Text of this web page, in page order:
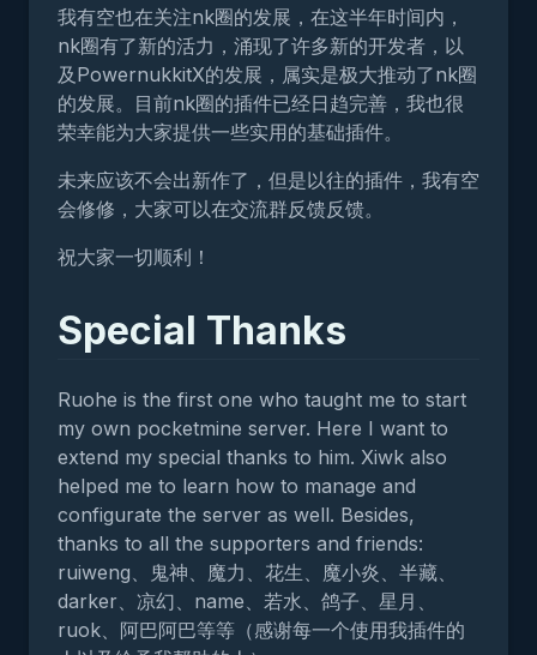
我有空也在关注nk圈的发展，在这半年时间内，
nk圈有了新的活力，涌现了许多新的开发者，以
及PowernukkitX的发展，属实是极大推动了nk圈
的发展。目前nk圈的插件已经日趋完善，我也很
荣幸能为大家提供一些实用的基础插件。
未来应该不会出新作了，但是以往的插件，我有空
会修修，大家可以在交流群反馈反馈。
祝大家一切顺利！
Special Thanks
Ruohe is the first one who taught me to start
my own pocketmine server. Here I want to
extend my special thanks to him. Xiwk also
helped me to learn how to manage and
configurate the server as well. Besides,
thanks to all the supporters and friends:
ruiweng、鬼神、魔力、花生、魔小炎、半藏、
darker、凉幻、name、若水、鸽子、星月、
ruok、阿巴阿巴等等（感谢每一个使用我插件的